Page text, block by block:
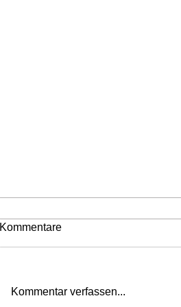
Neubestellungen
Kommentare
Kommentar verfassen...